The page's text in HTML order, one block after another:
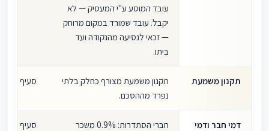
עובד המוסע ע"י המעסיק — לא
יקבל. עובד שמורד במקום מרוחק
— זכאי לנסיעה מהנקודה ועד
ביתו.
תקנון משמעת
תקנון משמעת מצורף כחלק בלתי
נפרד מההסכם.
סעיף 18
דמי חבר ודמי
חברי הסתדרות: 0.9% משכר
סעיף 20